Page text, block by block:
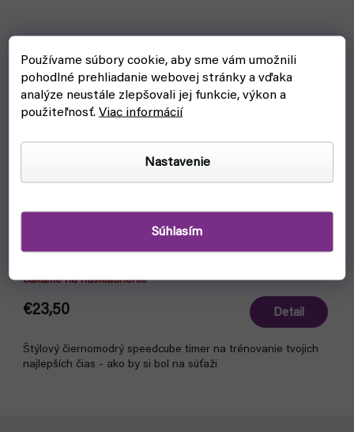
Používame súbory cookie, aby sme vám umožnili
pohodlné prehliadanie webovej stránky a vďaka
analýze neustále zlepšovali jej funkcie, výkon a
použiteľnosť.Viac informácií
Nastavenie
Súhlasím
čakáme na naskladnenie
€23,50 Detail
Štýlový čiernomodrý speedcube timer na trénovanie tvojich
najlepších čias - ako by si bol na súťaži